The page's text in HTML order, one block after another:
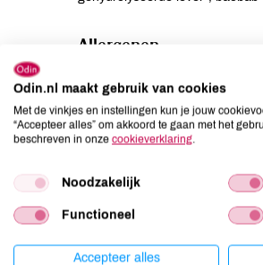
Allergenen
Gluten
Lupine
Noten
Odin.nl maakt gebruik van cookies
Met de vinkjes en instellingen kun je jouw
“Accepteer alles” om akkoord te gaan met het
beschreven in onze cookieverklaring.
Noodzakelijk
Functioneel
Accepteer alles